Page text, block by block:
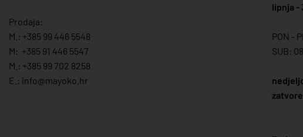
Prodaja:
M.: +385 99 446 5548
M: +385 91 446 5547
M.: +385 99 702 8258
E.: info@mayoko. hr
lipnja -
PON -
SUB: